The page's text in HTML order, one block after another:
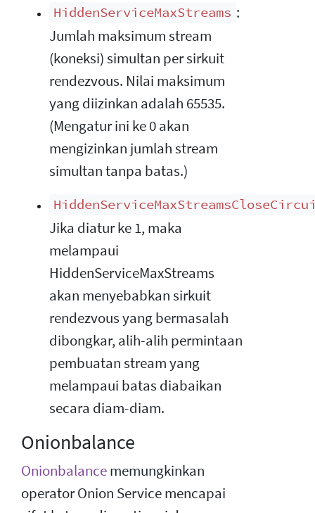
HiddenServiceMaxStreams :
Jumlah maksimum stream
(koneksi) simultan per sirkuit
rendezvous. Nilai maksimum
yang diizinkan adalah 65535.
(Mengatur ini ke 0 akan
mengizinkan jumlah stream
simultan tanpa batas.)
Jika diatur ke 1, maka
melampaui
HiddenServiceMaxStreams
akan menyebabkan sirkuit
rendezvous yang bermasalah
dibongkar, alih-alih permintaan
pembuatan stream yang
melampaui batas diabaikan
secara diam-diam.
Onionbalance
Onionbalancememungkinkan
operator Onion Service mencapai